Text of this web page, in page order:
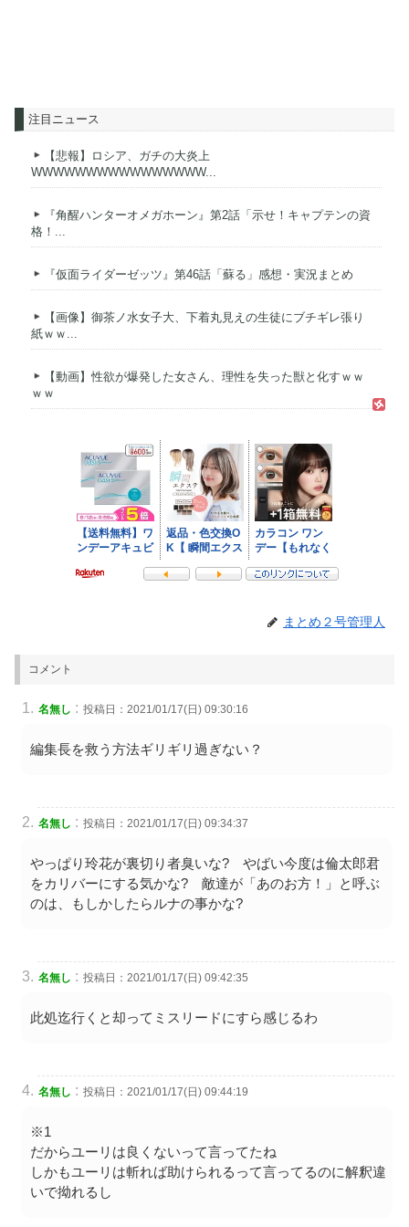
注目ニュース
【悲報】ロシア、ガチの大炎上
WWWWWWWWWWWWWWWW...
『角醒ハンターオメガホーン』第2話「示せ！キャプテンの資
格！...
『仮面ライダーゼッツ』第46話「蘇る」感想・実況まとめ
【画像】御茶ノ水女子大、下着丸見えの生徒にブチギレ張り
紙ｗｗ...
【動画】性欲が爆発した女さん、理性を失った獣と化すｗｗ
ｗｗ
まとめ２号管理人
コメント
名無し : 投稿日：2021/01/17(日) 09:30:16
編集長を救う方法ギリギリ過ぎない？
名無し : 投稿日：2021/01/17(日) 09:34:37
やっぱり玲花が裏切り者臭いな? やばい今度は倫太郎君
をカリバーにする気かな? 敵達が「あのお方！」と呼ぶ
のは、もしかしたらルナの事かな?
名無し : 投稿日：2021/01/17(日) 09:42:35
此処迄行くと却ってミスリードにすら感じるわ
名無し : 投稿日：2021/01/17(日) 09:44:19
※1
だからユーリは良くないって言ってたね
しかもユーリは斬れば助けられるって言ってるのに解釈違
いで拗れるし